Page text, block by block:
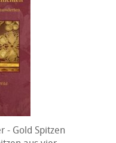
- Gold Spitzen